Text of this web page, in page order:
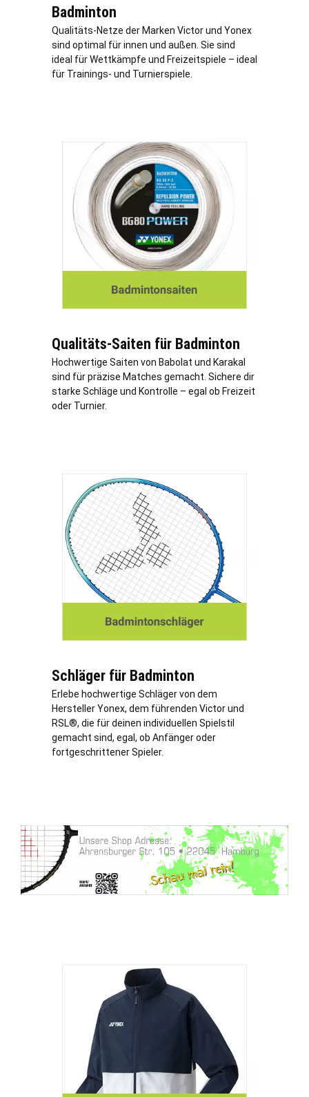
Badminton
Qualitäts-Netze der Marken Victor und Yonex
sind optimal für innen und außen. Sie sind
ideal für Wettkämpfe und Freizeitspiele – ideal
für Trainings- und Turnierspiele.
Qualitäts-Saiten für Badminton
Hochwertige Saiten von Babolat und Karakal
sind für präzise Matches gemacht. Sichere dir
starke Schläge und Kontrolle – egal ob Freizeit
oder Turnier.
Schläger für Badminton
Erlebe hochwertige Schläger von dem
Hersteller Yonex, dem führenden Victor und
RSL®, die für deinen individuellen Spielstil
gemacht sind, egal, ob Anfänger oder
fortgeschrittener Spieler.